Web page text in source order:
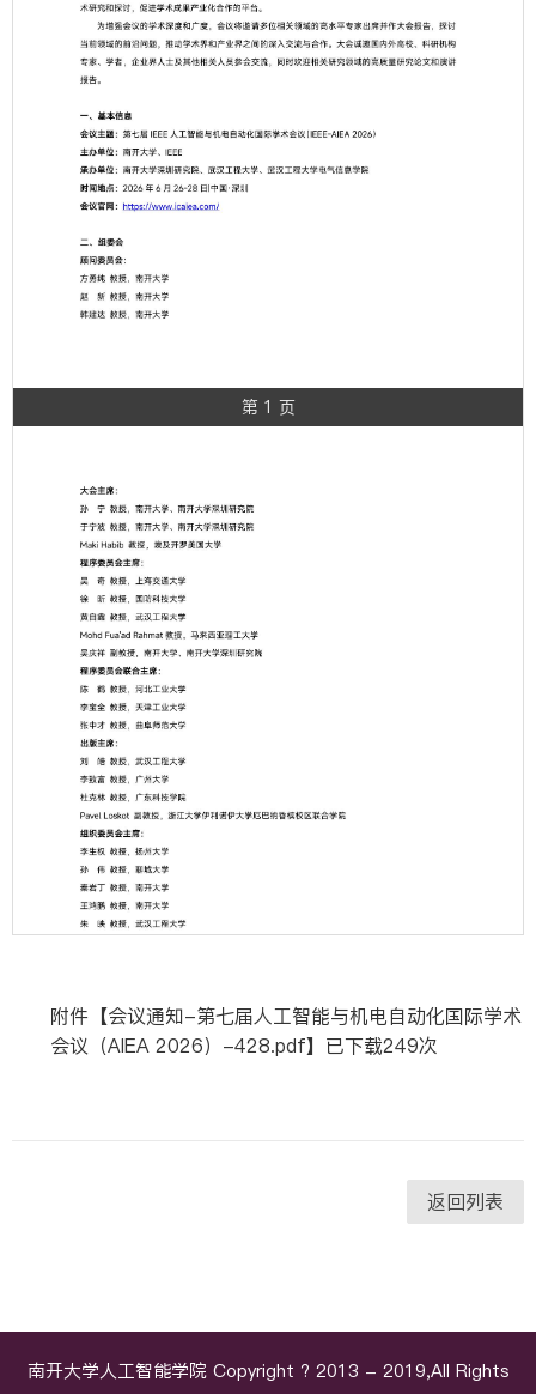
第 1 页
附件【会议通知-第七届人工智能与机电自动化国际学术
会议（AIEA 2026）-428.pdf】已下载249次
返回列表
南开大学人工智能学院 Copyright ? 2013 - 2019,All Rights